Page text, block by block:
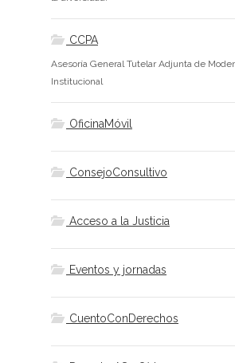
CCPA
Asesoría General Tutelar Adjunta de
Institucional
OficinaMóvil
ConsejoConsultivo
Acceso a la Justicia
Eventos y jornadas
CuentoConDerechos